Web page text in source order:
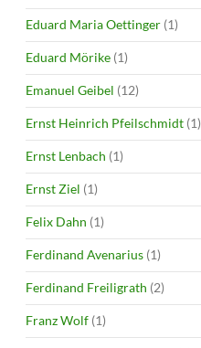
Eduard Maria Oettinger (1)
Eduard Mörike (1)
Emanuel Geibel (12)
Ernst Heinrich Pfeilschmidt (1)
Ernst Lenbach (1)
Ernst Ziel (1)
Felix Dahn (1)
Ferdinand Avenarius (1)
Ferdinand Freiligrath (2)
Franz Wolf (1)